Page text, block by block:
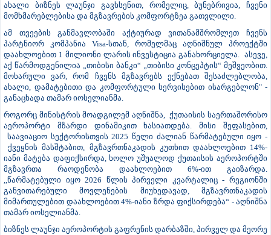
ახალი ბიზნეს ლაუნჯი გავხსენით, რომელიც, ბუნებრივია, ჩვენი
მომხმარებლებისა და მგზავრების კომფორტზეა გათვლილი.
ამ თვეების განმავლობაში აქტიურად ვითანამშრომლეთ ჩვენს
პარტნიორ კომპანია Visa-სთან, რომელმაც აღნიშნულ პროექტში
დაახლოებით 1 მილიონი ლარის ინვესტიცია განახორციელა. ასევე,
აქ წარმოდგენილია „თიბისი ბანკი“ „თიბისი კონცეპტის“ მეშვეობით.
მოხარული ვარ, რომ ჩვენს მგზავრებს ექნებათ შესაძლებლობა,
ახალი, დამატებითი და კომფორტული სერვისებით ისარგებლონ" -
განაცხადა თამარ იოსელიანმა.
როგორც მინისტრის მოადგილემ აღნიშნა, ქუთაისის საერთაშორისო
აეროპორტი მზარდი დინამიკით ხასიათდება. მისი შეფასებით,
საავიაციო სექტორისთვის 2025 წელი ძალიან წარმატებული იყო -
ქვეყნის მასშტაბით, მგზავრთნაკადის კუთხით დაახლოებით 14%-
იანი მატება დაფიქსირდა, ხოლო უშუალოდ ქუთაისის აეროპორტში
მგზავრთა რაოდენობა დაახლოებით 6%-ით გაიზარდა.
,,წარმატებული იყო 2026 წლის პირველი კვარტალიც - რეგიონში
განვითარებული მოვლენების მიუხედავად, მგზავრთნაკადის
მიმართულებით დაახლოებით 4%-იანი ზრდა ფიქსირდება“ - აღნიშნა
თამარ იოსელიანმა.
ბიზნეს ლაუნჯი აეროპორტის გაფრენის დარბაზში, პირველ და მეორე